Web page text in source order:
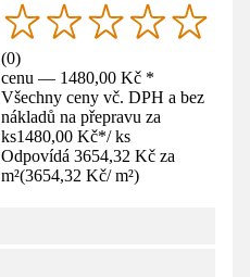
(0)
cenu — 1480,00 Kč *
Všechny ceny vč. DPH a bez
nákladů na přepravu za
ks1480,00 Kč*/ ks
Odpovídá 3654,32 Kč za
m²(3654,32 Kč/ m²)